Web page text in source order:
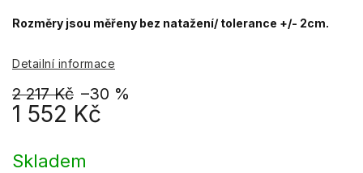
2 217 Kč –30 %
1 552 Kč
cena:
Skladem
Rozměry jsou měřeny bez natažení/ tolerance +/- 2cm.
Detailní informace